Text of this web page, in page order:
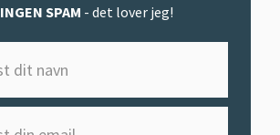
INGEN SPAM - det lover jeg!